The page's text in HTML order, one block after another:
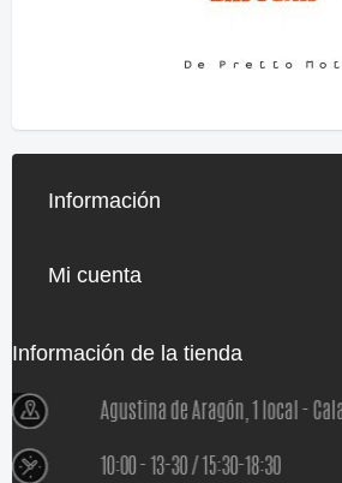
Información
Mi cuenta
Información de la tienda